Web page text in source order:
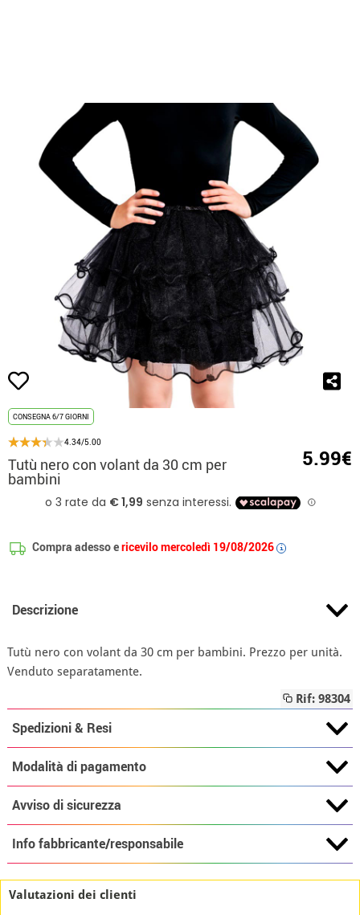
CONSEGNA 6/7 GIORNI
4.34/5.00
Tutù nero con volant da 30 cm per
bambini
5.99€
Compra adesso ericevilo mercoledì 19/08/2026 i
Descrizione
Tutù nero con volant da 30 cm per bambini. Prezzo per unità.
Venduto separatamente.
Rif: 98304
Spedizioni & Resi
Modalità di pagamento
Avviso di sicurezza
Info fabbricante/responsabile
Valutazioni dei clienti